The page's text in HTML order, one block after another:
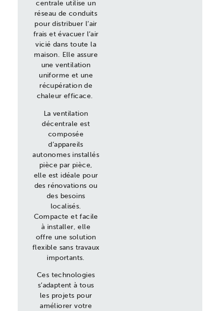
centrale utilise un
réseau de conduits
pour distribuer l’air
frais et évacuer l’air
vicié dans toute la
maison. Elle assure
une ventilation
uniforme et une
récupération de
chaleur efficace.
La ventilation
décentrale est
composée
d’appareils
autonomes installés
pièce par pièce,
elle est idéale pour
des rénovations ou
des besoins
localisés.
Compacte et facile
à installer, elle
offre une solution
flexible sans travaux
importants.
Ces technologies
s’adaptent à tous
les projets pour
améliorer votre